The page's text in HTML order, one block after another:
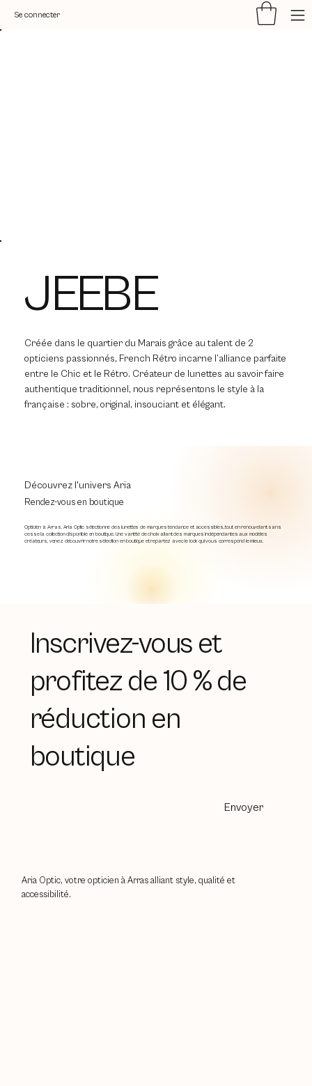
Se connecter
JEEBE
Créée dans le quartier du Marais grâce au talent de 2
opticiens passionnés, French Rétro incarne l’alliance parfaite
entre le Chic et le Rétro. Créateur de lunettes au savoir faire
authentique traditionnel, nous représentons le style à la
française : sobre, original, insouciant et élégant.
Rendez-vous en boutique
Découvrez l'univers Aria
Opticien à Arras, Aria Optic sélectionne des lunettes de marques tendance et accessibles, tout en renouvelant sans
cesse la collection disponible en boutique. Une variété de choix allant des marques indépendantes aux modèles
créateurs, venez découvrir notre sélection en boutique et repartez avec le look qui vous correspond le mieux.
Inscrivez-vous et
profitez de 10 % de
réduction en
boutique
Envoyer
Aria Optic, votre opticien à Arras alliant style, qualité et
accessibilité.